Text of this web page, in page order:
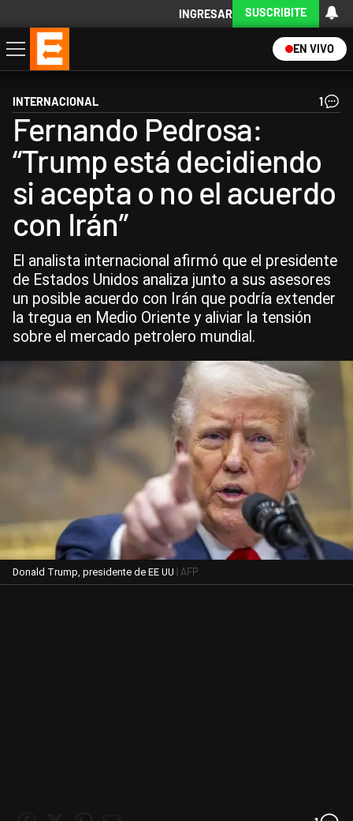
INGRESAR SUSCRIBITE
EN VIVO
Economía
Política
Internacional
Actualidad
Descargá la App
INTERNACIONAL 1
Fernando Pedrosa:
“Trump está decidiendo
si acepta o no el acuerdo
con Irán”
El analista internacional afirmó que el presidente
de Estados Unidos analiza junto a sus asesores
un posible acuerdo con Irán que podría extender
la tregua en Medio Oriente y aliviar la tensión
sobre el mercado petrolero mundial.
Donald Trump, presidente de EE UU | AFP